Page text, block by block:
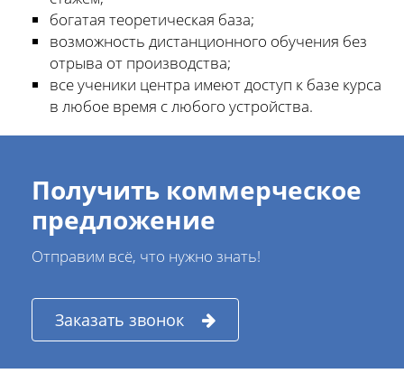
богатая теоретическая база;
возможность дистанционного обучения без
отрыва от производства;
все ученики центра имеют доступ к базе курса
в любое время с любого устройства.
Получить коммерческое
предложение
Отправим всё, что нужно знать!
Заказать звонок